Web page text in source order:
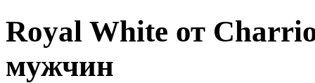
Royal White от
мужчин